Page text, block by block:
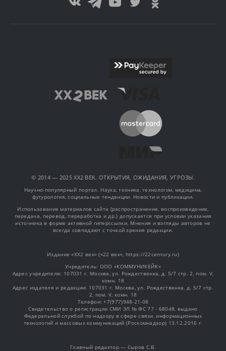
© 2014 — 2025 XX2 ВЕК. ОТКРЫТИЯ, ОЖИДАНИЯ, УГРОЗЫ.
Научно-популярный портал. Наука, техника, технологии, медицина,
футурология, социальные тенденции. Новости и публикации.
Использование материалов сайта (распространение, воспроизведение,
передача, перевод, переработка и др.) допускается при условии указания
источника в форме активной гиперссылки. Мнения и взгляды авторов не
всегда совпадают с точкой зрения редакции.
Издание «XX2 век» («22 век», https://22century.ru)
Учредитель: OOO «КОММУНИКЕЙК»
Адрес учредителя: 107031 г. Москва, ул. Рождественка, д. 5/7 стр. 2, пом. V,
комн. 18
Адрес издателя и редакции: 107031 г. Москва, ул. Рождественка, д. 5/7 стр.
2, пом. V, комн. 18
Телефон: +7(977)948-21-08
Свидетельство о регистрации СМИ ЭЛ № ФС 77 - 68048, выдано
Федеральной службой по надзору в сфере связи, информационных
технологий и массовых коммуникаций (Роскомнадзор) 13.12.2016 г.
Главный редактор — Сыров С.В.